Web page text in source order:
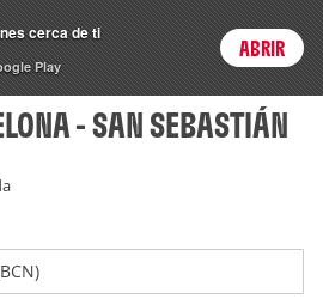
Precios enPeso
ARSCambiar moneda
Login
- SAN SEBASTIÁN
cerca de ti
Play
ABRIR